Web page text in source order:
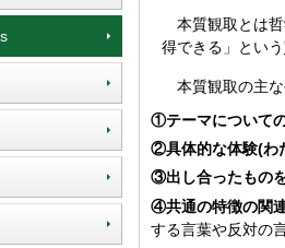
本質観取とは哲
得できる」という
本質観取の主な
①テーマについて
②具体的な体験(わ
③出し合ったもの
④共通の特徴の関
する言葉や反対の